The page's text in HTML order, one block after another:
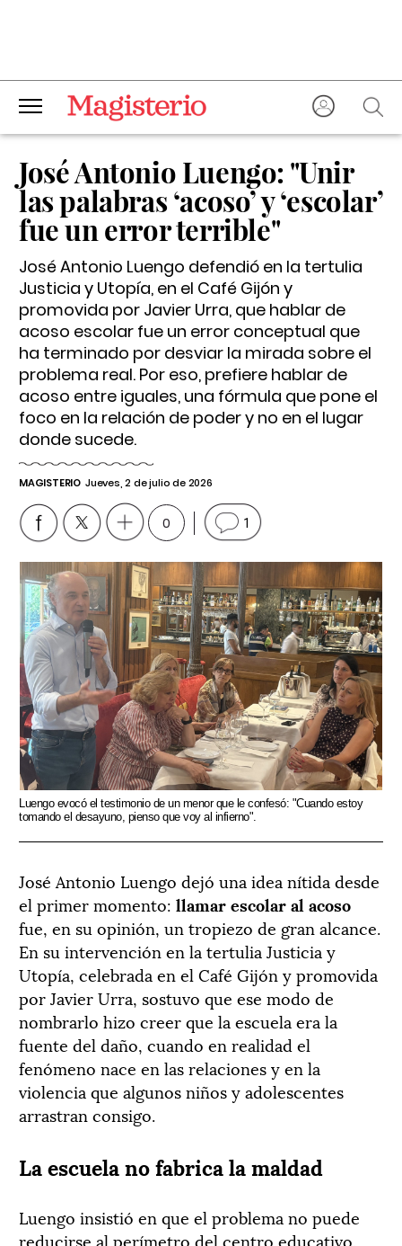
José Antonio Luengo: "Unir
las palabras ‘acoso’ y ‘escolar’
fue un error terrible"
José Antonio Luengo defendió en la tertulia
Justicia y Utopía, en el Café Gijón y
promovida por Javier Urra, que hablar de
acoso escolar fue un error conceptual que
ha terminado por desviar la mirada sobre el
problema real. Por eso, prefiere hablar de
acoso entre iguales, una fórmula que pone el
foco en la relación de poder y no en el lugar
donde sucede.
MAGISTERIO Jueves, 2 de julio de 2026
0 1
Luengo evocó el testimonio de un menor que le confesó: "Cuando estoy
tomando el desayuno, pienso que voy al infierno".
José Antonio Luengo dejó una idea nítida desde
el primer momento: llamar escolar al acoso
fue, en su opinión, un tropiezo de gran alcance.
En su intervención en la tertulia Justicia y
Utopía, celebrada en el Café Gijón y promovida
por Javier Urra, sostuvo que ese modo de
nombrarlo hizo creer que la escuela era la
fuente del daño, cuando en realidad el
fenómeno nace en las relaciones y en la
violencia que algunos niños y adolescentes
arrastran consigo.
La escuela no fabrica la maldad
Luengo insistió en que el problema no puede
reducirse al perímetro del centro educativo.